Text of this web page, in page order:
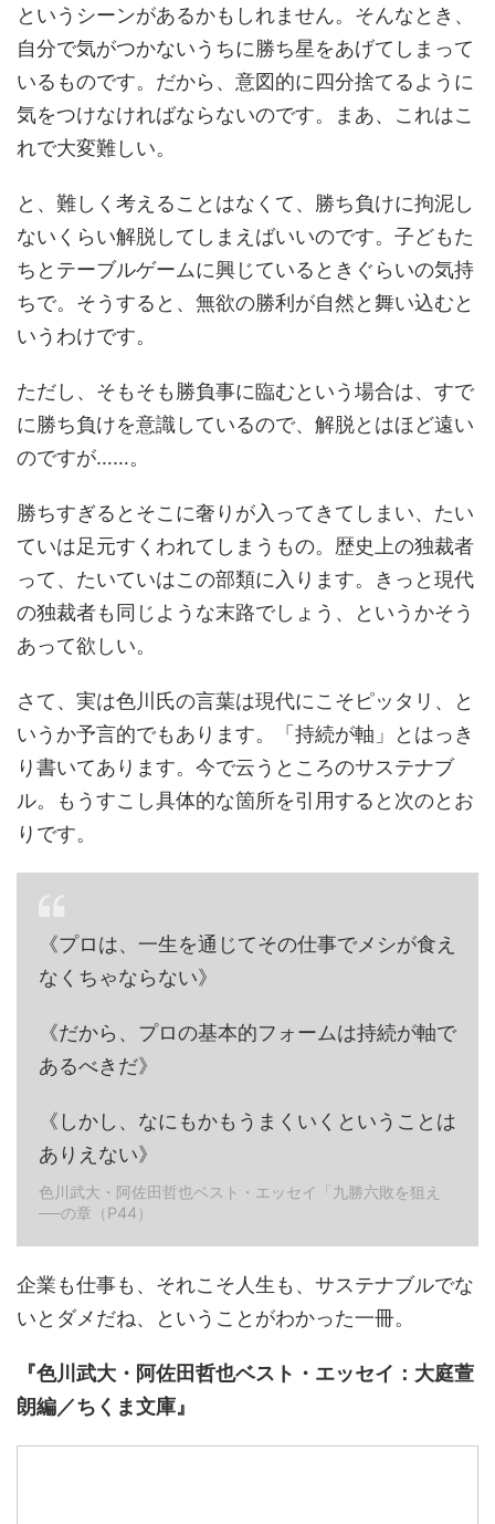
というシーンがあるかもしれません。そんなとき、
自分で気がつかないうちに勝ち星をあげてしまって
いるものです。だから、意図的に四分捨てるように
気をつけなければならないのです。まあ、これはこ
れで大変難しい。
と、難しく考えることはなくて、勝ち負けに拘泥し
ないくらい解脱してしまえばいいのです。子どもた
ちとテーブルゲームに興じているときぐらいの気持
ちで。そうすると、無欲の勝利が自然と舞い込むと
いうわけです。
ただし、そもそも勝負事に臨むという場合は、すで
に勝ち負けを意識しているので、解脱とはほど遠い
のですが……。
勝ちすぎるとそこに奢りが入ってきてしまい、たい
ていは足元すくわれてしまうもの。歴史上の独裁者
って、たいていはこの部類に入ります。きっと現代
の独裁者も同じような末路でしょう、というかそう
あって欲しい。
さて、実は色川氏の言葉は現代にこそピッタリ、と
いうか予言的でもあります。「持続が軸」とはっき
り書いてあります。今で云うところのサステナブ
ル。もうすこし具体的な箇所を引用すると次のとお
りです。
《プロは、一生を通じてその仕事でメシが食え
なくちゃならない》
《だから、プロの基本的フォームは持続が軸で
あるべきだ》
《しかし、なにもかもうまくいくということは
ありえない》
色川武大・阿佐田哲也ベスト・エッセイ「九勝六敗を狙え
──の章（P44）
企業も仕事も、それこそ人生も、サステナブルでな
いとダメだね、ということがわかった一冊。
『色川武大・阿佐田哲也ベスト・エッセイ：大庭萱
朗編／ちくま文庫』